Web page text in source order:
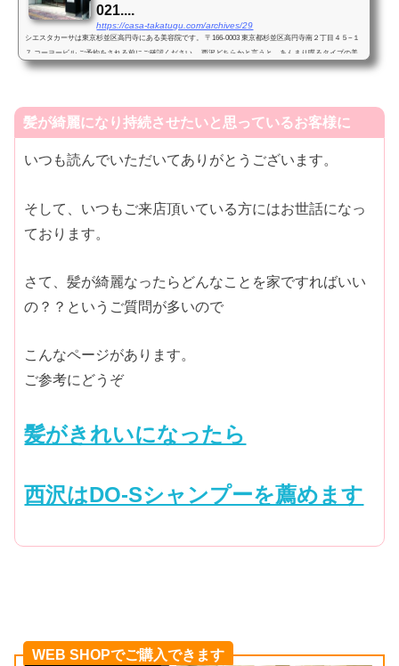
021....
https://casa-takatugu.com/archives/29
シエスタカーサは東京杉並区高円寺にある美容院です。 〒166-0003 東京都杉並区高円寺南２丁目４５−１
７ コーヨービル ご予約をされる前にご確認ください。 西沢どちらかと言うと、あんまり喋るタイプの美
容師ではないと思います。髪、髪型の事以外あまり喋...
髪が綺麗になり持続させたいと思っているお客様に
いつも読んでいただいてありがとうございます。
そして、いつもご来店頂いている方にはお世話になっ
ております。
さて、髪が綺麗なったらどんなことを家ですればいい
の？？というご質問が多いので
こんなページがあります。
ご参考にどうぞ
髪がきれいになったら
西沢はDO-Sシャンプーを薦めます
WEB SHOPでご購入できます